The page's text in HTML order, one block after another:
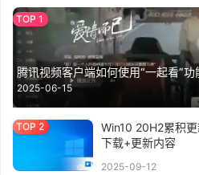
腾讯视频客户端如何使用“一起看”
2025-06-15
Win10 20H2累积
下载+更新内容
2025-09-12